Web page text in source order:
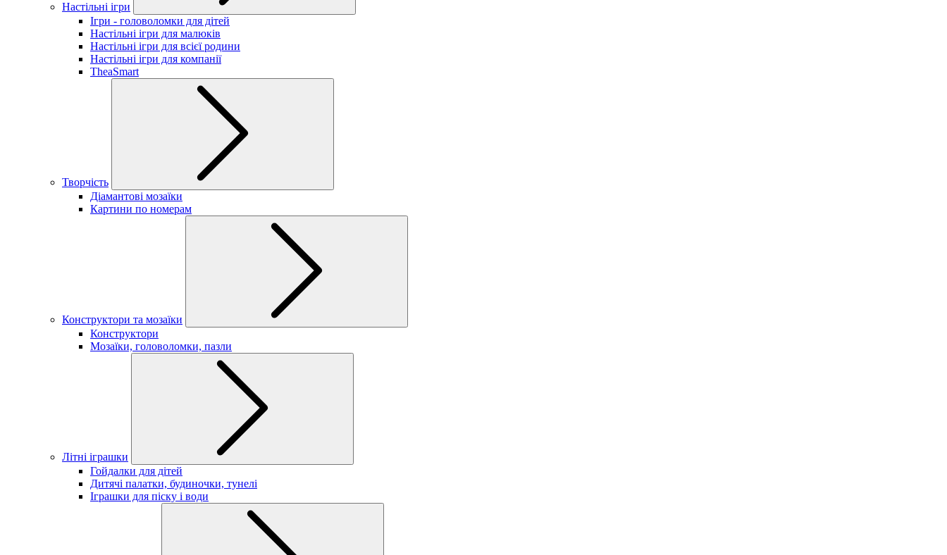
Настільні ігри
Ігри - головоломки для дітей
Настільні ігри для малюків
Настільні ігри для всієї родини
Настільні ігри для компанії
TheaSmart
Творчість
Діамантові мозаїки
Картини по номерам
Конструктори та мозаїки
Конструктори
Мозаїки, головоломки, пазли
Літні іграшки
Гойдалки для дітей
Дитячі палатки, будиночки, тунелі
Іграшки для піску і води